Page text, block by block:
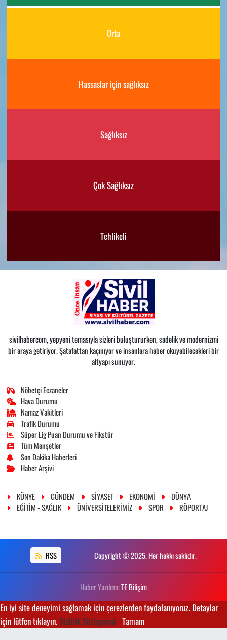
Orta
Hassaslar için sağlıksız
Sağlıksız
Çok Sağlıksız
Tehlikeli
sivilhabercom, yepyeni temasıyla sizleri buluştururken, sadelik ve modernizmi
bir araya getiriyor. Şatafattan kaçınıyor ve insanlara haber okuyabilecekleri bir
altyapı sunuyor.
Nöbetçi Eczaneler
Hava Durumu
Namaz Vakitleri
Trafik Durumu
Süper Lig Puan Durumu ve Fikstür
Tüm Manşetler
Son Dakika Haberleri
Haber Arşivi
KÜNYE GÜNDEM SİYASET EKONOMİ
DÜNYA
EĞİTİM - SAĞLIK
ÜNİVERSİTELERİMİZ SPOR RÖPORTAJ
RSS Copyright © 2025. Her hakkı saklıdır.
Haber Yazılımı:TE Bilişim
En iyi site deneyimi sağlamak için çerezlerden faydalanıyoruz. Detaylar
için lütfen tıklayın.Gizlilik Sözleşmesi Tamam